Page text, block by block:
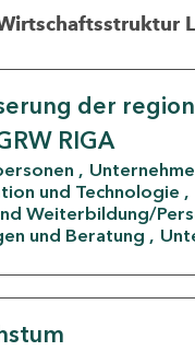
der
RIGA
und Technologie
Weiterbildung/
und Beratung